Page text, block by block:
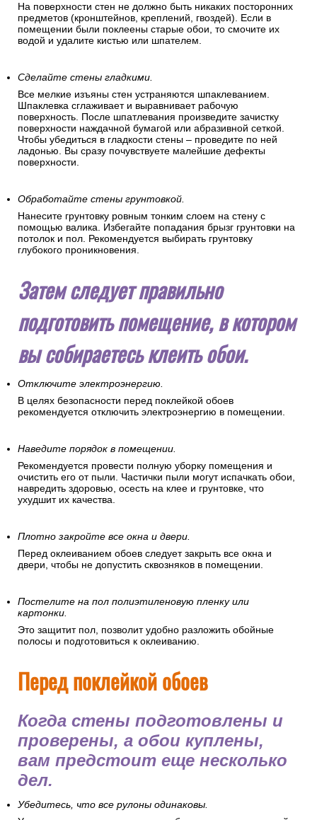
На поверхности стен не должно быть никаких посторонних
предметов (кронштейнов, креплений, гвоздей). Если в
помещении были поклеены старые обои, то смочите их
водой и удалите кистью или шпателем.
Сделайте стены гладкими.
Все мелкие изъяны стен устраняются шпаклеванием.
Шпаклевка сглаживает и выравнивает рабочую
поверхность. После шпатлевания произведите зачистку
поверхности наждачной бумагой или абразивной сеткой.
Чтобы убедиться в гладкости стены – проведите по ней
ладонью. Вы сразу почувствуете малейшие дефекты
поверхности.
Обработайте стены грунтовкой.
Нанесите грунтовку ровным тонким слоем на стену с
помощью валика. Избегайте попадания брызг грунтовки на
потолок и пол. Рекомендуется выбирать грунтовку
глубокого проникновения.
Затем следует правильно
подготовить помещение, в котором
вы собираетесь клеить обои.
Отключите электроэнергию.
В целях безопасности перед поклейкой обоев
рекомендуется отключить электроэнергию в помещении.
Наведите порядок в помещении.
Рекомендуется провести полную уборку помещения и
очистить его от пыли. Частички пыли могут испачкать обои,
навредить здоровью, осесть на клее и грунтовке, что
ухудшит их качества.
Плотно закройте все окна и двери.
Перед оклеиванием обоев следует закрыть все окна и
двери, чтобы не допустить сквозняков в помещении.
Постелите на пол полиэтиленовую пленку или
картонки.
Это защитит пол, позволит удобно разложить обойные
полосы и подготовиться к оклеиванию.
Перед поклейкой обоев
Когда стены подготовлены и
проверены, а обои куплены,
вам предстоит еще несколько
дел.
Убедитесь, что все рулоны одинаковы.